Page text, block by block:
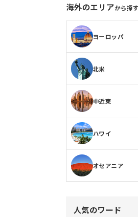
海外のエリアから探す
ヨーロッパ
北米
中近東
ハワイ
オセアニア
人気のワード